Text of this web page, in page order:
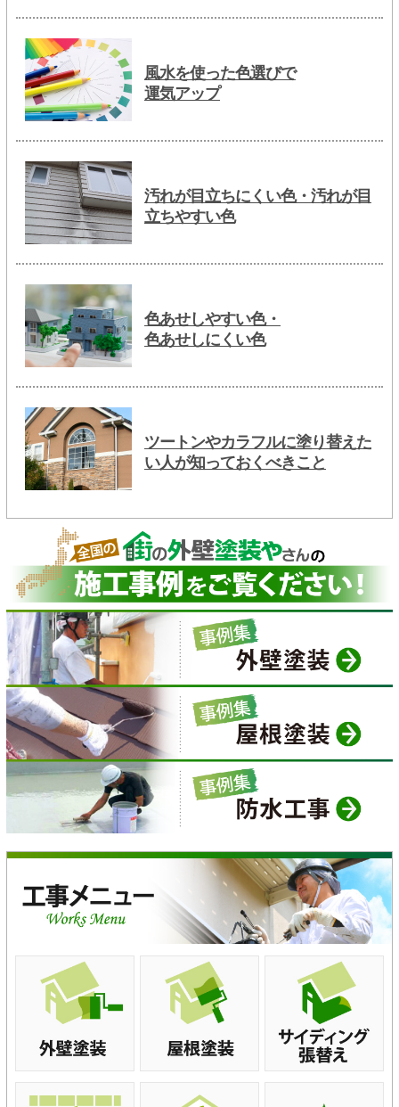
風水を使った色選びで
運気アップ
汚れが目立ちにくい色・汚れが目
立ちやすい色
色あせしやすい色・
色あせしにくい色
ツートンやカラフルに塗り替えた
い人が知っておくべきこと